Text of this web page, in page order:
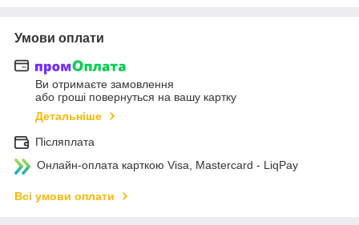
Умови оплати
Ви отримаєте замовлення
або гроші повернуться на вашу картку
Детальніше
Післяплата
Онлайн-оплата карткою Visa, Mastercard - LiqPay
Всі умови оплати